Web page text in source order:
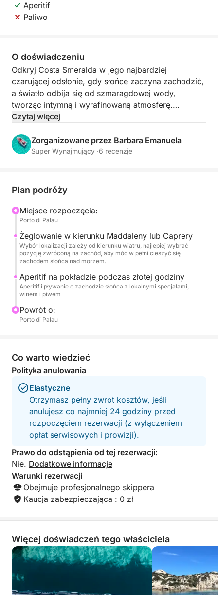
Aperitif
Paliwo
O doświadczeniu
Odkryj Costa Smeralda w jego najbardziej
czarującej odsłonie, gdy słońce zaczyna zachodzić,
a światło odbija się od szmaragdowej wody,
tworząc intymną i wyrafinowaną atmosferę.
widoki na najpiękniejsze wyspy archipelagu.
Granitowe skały nabierają złocisto-
zrobienie niezapomnianych zdjęć lub delektowanie
Aperitif na pokładzie towarzyszy złotej godzinie,
zmieniając rejs w ekskluzywne i romantyczne
przeżycie. Idealny dla par, małych grup lub na
specjalne okazje, ten rejs to idealne połączenie
Wyjątkowy sposób na zakończenie dnia w sercu
Costa Smeralda.
Czytaj więcej
Zorganizowane przez Barbara Emanuela
Super Wynajmujący ·6 recenzje
Plan podróży
Miejsce rozpoczęcia:
Porto di Palau
Żeglowanie w kierunku Maddaleny lub Caprery
Wybór lokalizacji zależy od kierunku wiatru, najlepiej wybrać
pozycję zwróconą na zachód, aby móc w pełni cieszyć się
zachodem słońca nad morzem.
Aperitif na pokładzie podczas złotej godziny
Aperitif i pływanie o zachodzie słońca z lokalnymi specjałami,
winem i piwem
Powrót o:
Porto di Palau
Co warto wiedzieć
Polityka anulowania
Elastyczne
Otrzymasz pełny zwrot kosztów, jeśli
anulujesz co najmniej 24 godziny przed
rozpoczęciem rezerwacji (z wyłączeniem
opłat serwisowych i prowizji).
Prawo do odstąpienia od tej rezerwacji:
Nie. Dodatkowe informacje
Warunki rezerwacji
Obejmuje profesjonalnego skippera
Kaucja zabezpieczająca : 0 zł
Więcej doświadczeń tego właściciela